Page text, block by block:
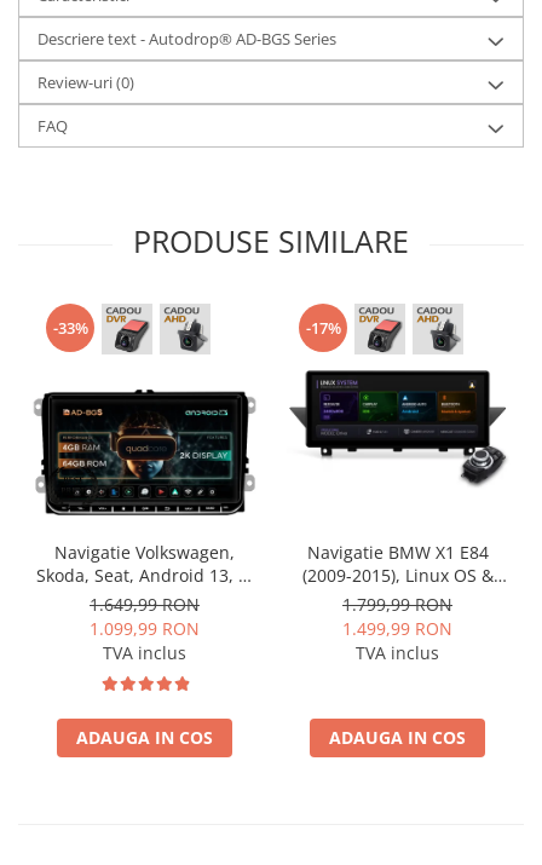
Descriere text - Autodrop® AD-BGS Series
Review-uri(0)
FAQ
PRODUSE SIMILARE
-33%
Navigatie Volkswagen,
Skoda, Seat, Android 13, S-
Quadcore / 4GB RAM +
64GB ROM, 9 Inch - AD-
BGSW94L
1.649,99 RON
1.099,99 RON
TVA inclus
ADAUGA IN COS
-17%
Navigatie BMW X1 E84
(2009-2015), Linux OS &
OEM, Varianta iDrive,
CarPlay & Android Auto
Wireless, MirrorLink,
BGRKITBM004
1.799,99 RON
1.499,99 RON
TVA inclus
ADAUGA IN COS